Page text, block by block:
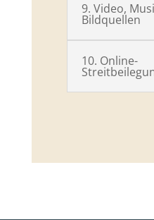
9. Video,
Bildquellen
10. Online-